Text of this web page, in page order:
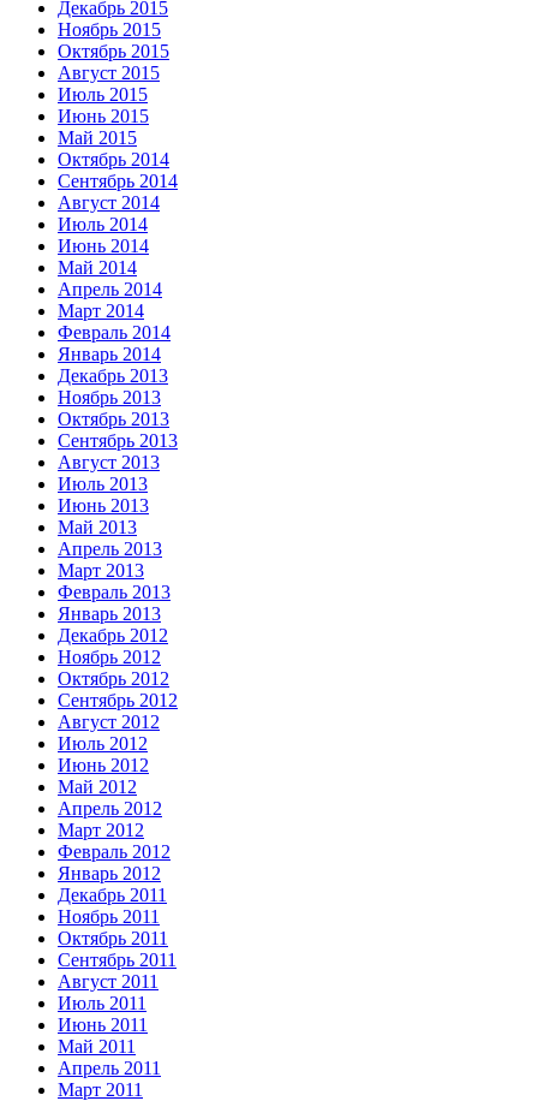
Декабрь 2015
Ноябрь 2015
Октябрь 2015
Август 2015
Июль 2015
Июнь 2015
Май 2015
Октябрь 2014
Сентябрь 2014
Август 2014
Июль 2014
Июнь 2014
Май 2014
Апрель 2014
Март 2014
Февраль 2014
Январь 2014
Декабрь 2013
Ноябрь 2013
Октябрь 2013
Сентябрь 2013
Август 2013
Июль 2013
Июнь 2013
Май 2013
Апрель 2013
Март 2013
Февраль 2013
Январь 2013
Декабрь 2012
Ноябрь 2012
Октябрь 2012
Сентябрь 2012
Август 2012
Июль 2012
Июнь 2012
Май 2012
Апрель 2012
Март 2012
Февраль 2012
Январь 2012
Декабрь 2011
Ноябрь 2011
Октябрь 2011
Сентябрь 2011
Август 2011
Июль 2011
Июнь 2011
Май 2011
Апрель 2011
Март 2011